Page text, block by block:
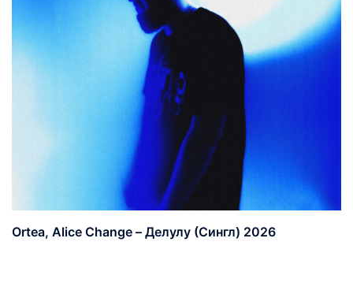
Ortea, Alice Change – Делулу (Сингл) 2026